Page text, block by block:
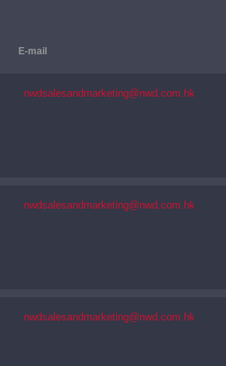
E-mail
nwdsalesandmarketing@nwd.com.hk
nwdsalesandmarketing@nwd.com.hk
nwdsalesandmarketing@nwd.com.hk